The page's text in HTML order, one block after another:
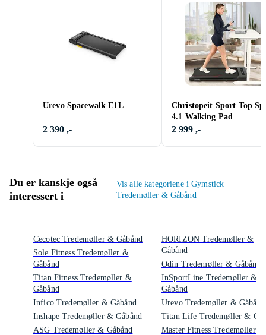
Urevo Spacewalk E1L
2 390 ,-
Christopeit Sport Top
4.1 Walking Pad
2 999 ,-
Du er kanskje også
interessert i
Vis alle kategoriene i Gymstick
Tredemøller & Gåbånd
Cecotec Tredemøller & Gåbånd
Sole Fitness Tredemøller &
Gåbånd
Titan Fitness Tredemøller &
Gåbånd
Infico Tredemøller & Gåbånd
Inshape Tredemøller & Gåbånd
ASG Tredemøller & Gåbånd
HORIZON Tredemøller &
Gåbånd
Odin Tredemøller & Gåbånd
InSportLine Tredemøller &
Gåbånd
Urevo Tredemøller & Gåbånd
Titan Life Tredemøller &
Master Fitness Tredemøller &